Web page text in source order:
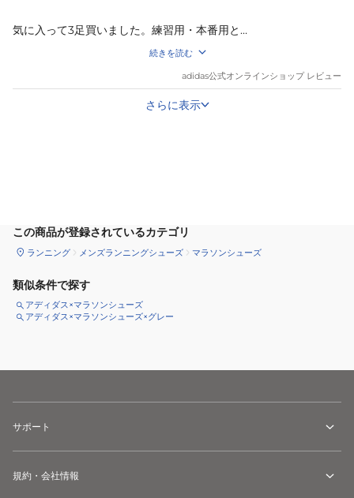
気に入って3足買いました。練習用・本番用と
続きを読む
adidas公式オンラインショップ レビュー
さらに表示
この商品が登録されているカテゴリ
ランニング メンズランニングシューズ マラソンシューズ
類似条件で探す
アディダス×マラソンシューズ
アディダス×マラソンシューズ×グレー
サポート
規約・会社情報